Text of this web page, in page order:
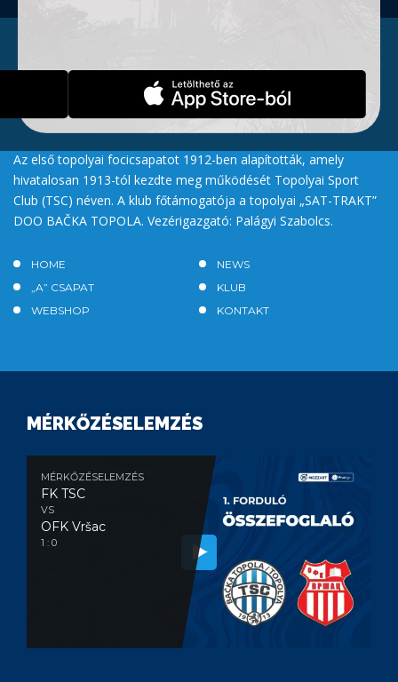
Az első topolyai focicsapatot 1912-ben alapították, amely
hivatalosan 1913-tól kezdte meg működését Topolyai Sport
Club (TSC) néven. A klub főtámogatója a topolyai „SAT-TRAKT”
DOO BAČKA TOPOLA. Vezérigazgató: Palágyi Szabolcs.
HOME
NEWS
„A” CSAPAT
KLUB
WEBSHOP
KONTAKT
MÉRKŐZÉSELEMZÉS
MÉRKŐZÉSELEMZÉS
FK TSC
VS
OFK Vršac
1 : 0